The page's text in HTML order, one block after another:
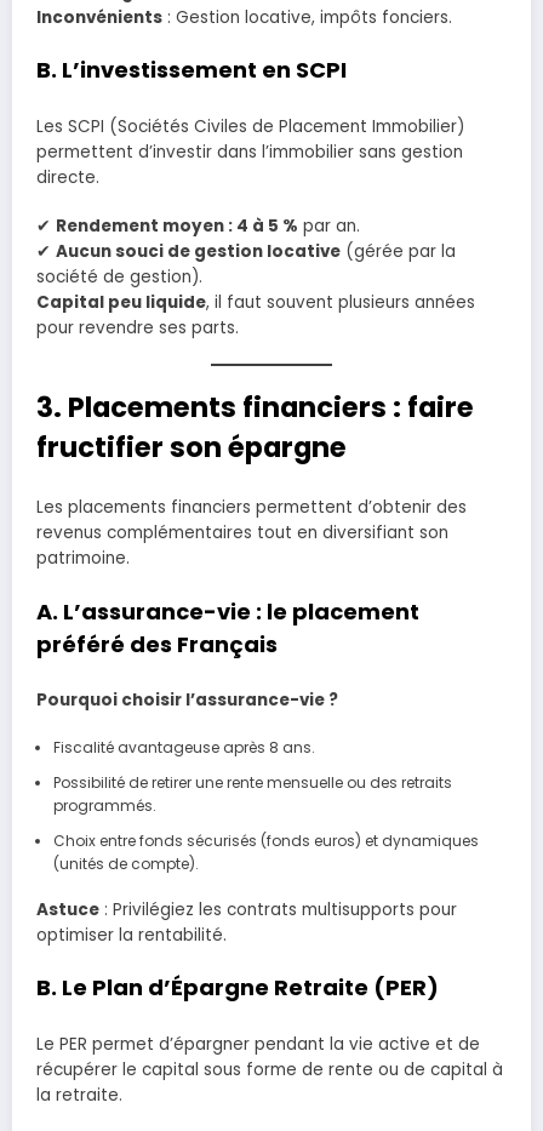
Inconvénients : Gestion locative, impôts fonciers.
B. L’investissement en SCPI
Les SCPI (Sociétés Civiles de Placement Immobilier)
permettent d’investir dans l’immobilier sans gestion
directe.
✔ Rendement moyen : 4 à 5 % par an.
✔ Aucun souci de gestion locative (gérée par la
société de gestion).
Capital peu liquide, il faut souvent plusieurs années
pour revendre ses parts.
3. Placements financiers : faire
fructifier son épargne
Les placements financiers permettent d’obtenir des
revenus complémentaires tout en diversifiant son
patrimoine.
A. L’assurance-vie : le placement
préféré des Français
Pourquoi choisir l’assurance-vie ?
Fiscalité avantageuse après 8 ans.
Possibilité de retirer une rente mensuelle ou des retraits
programmés.
Choix entre fonds sécurisés (fonds euros) et dynamiques
(unités de compte).
Astuce : Privilégiez les contrats multisupports pour
optimiser la rentabilité.
B. Le Plan d’Épargne Retraite (PER)
Le PER permet d’épargner pendant la vie active et de
récupérer le capital sous forme de rente ou de capital à
la retraite.